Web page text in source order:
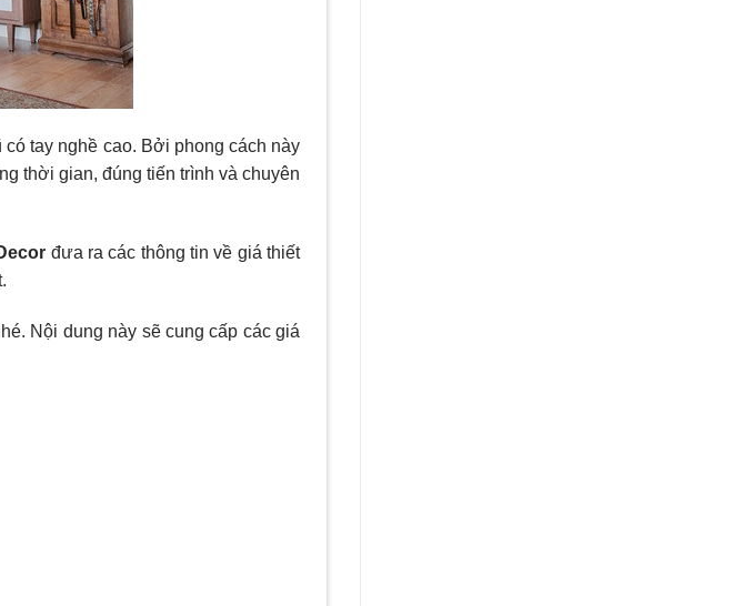
tay nghề cao. Bởi phong cách này
thời gian, đúng tiến trình và chuyên
đưa ra các thông tin về giá thiết
Nội dung này sẽ cung cấp các giá